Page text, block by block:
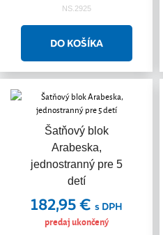
NS.2925
Šatňový blok
Arabeska,
jednostranný pre 5
detí
182,95 € s DPH
predaj ukončený